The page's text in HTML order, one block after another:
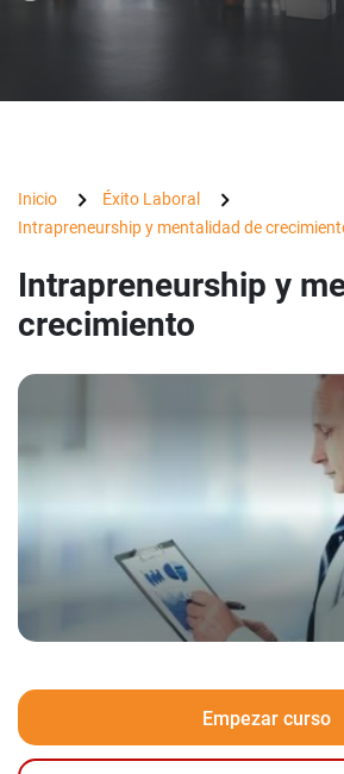
Inicio
Éxito Laboral
Intrapreneurship y mentalidad de
Intrapreneurship y
crecimiento
Empezar curso